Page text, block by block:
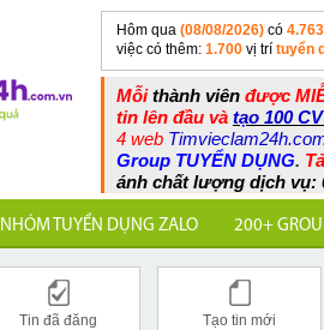
Hôm qua (08/08/2026) có 4.763
việc có thêm: 1.700 vị trí tuyển
Mỗithành viên được
tin lên đầu và tạo 100
4 web
Group TUYỂN DỤNG.
ánh chất lượng dịch vụ:
NHÓM TUYỂN DỤNG ZALO 200+
Tin đã đăng Tạo tin mới